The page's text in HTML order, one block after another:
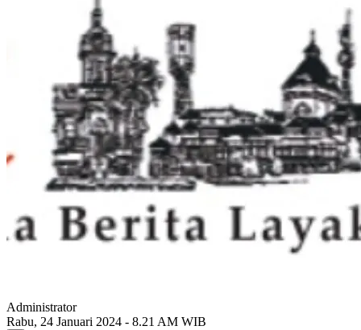
Administrator
Rabu, 24 Januari 2024 - 8.21 AM WIB